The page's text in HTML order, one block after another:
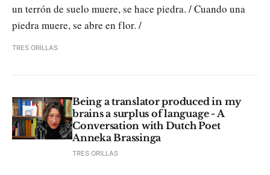
un terrón de suelo muere, se hace piedra. / Cuando una
piedra muere, se abre en flor. /
TRES ORILLAS
Being a translator produced in my
brains a surplus of language - A
Conversation with Dutch Poet
Anneka Brassinga
TRES ORILLAS